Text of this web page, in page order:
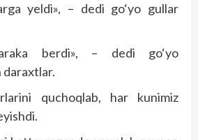
yeldi», – dedi go‘yo gullar
berdi», – dedi go‘yo
quchoqlab, har kunimiz